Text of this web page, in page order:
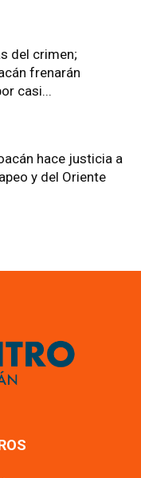
del crimen;
frenarán
casi...
hace justicia a
y del Oriente